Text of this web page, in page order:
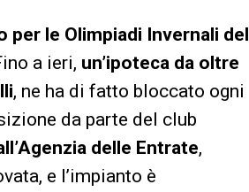
per le Olimpiadi Invernali del
a ieri, un’ipoteca da oltre
, ne ha di fatto bloccato ogni
da parte del club
delle Entrate,
e l’impianto è